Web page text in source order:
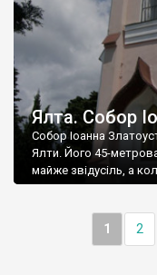
Ялта. Собор
Собор Іоанна
Ялти. Його 45-метрова
майже звідусіль, а
1 2